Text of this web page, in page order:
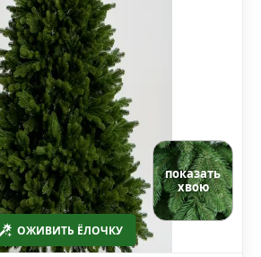
ОЖИВИТЬ ЁЛОЧКУ
показать
хвою